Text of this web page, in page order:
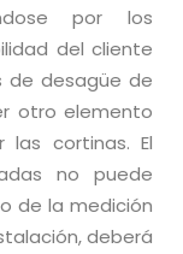
por los
del cliente
de desagüe de
otro elemento
cortinas. El
no puede
de la medición
deberá